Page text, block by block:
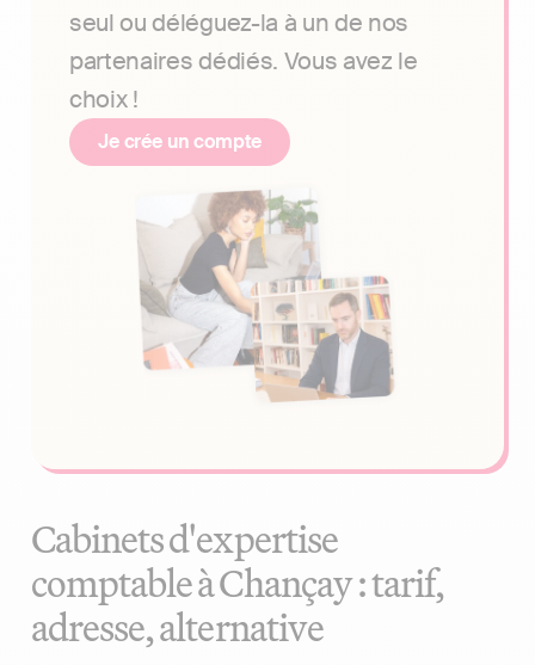
seul ou déléguez-la à un de nos
partenaires dédiés. Vous avez le
choix !
Je crée un compte
Cabinets d'expertise
comptable à Chançay : tarif,
adresse, alternative